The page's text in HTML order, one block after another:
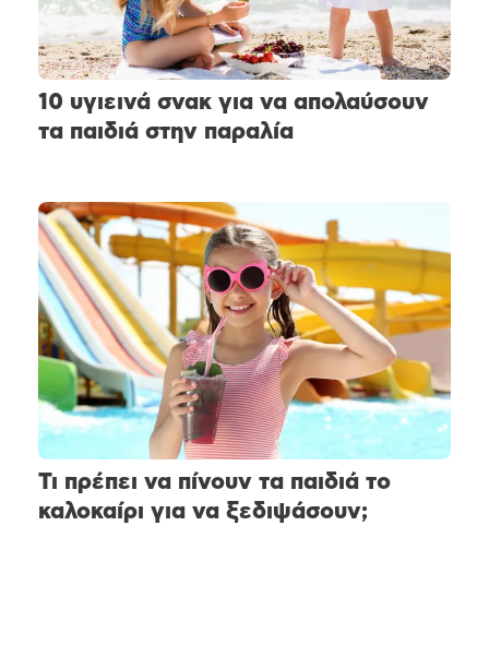
10 υγιεινά σνακ για να απολαύσουν
τα παιδιά στην παραλία
Τι πρέπει να πίνουν τα παιδιά το
καλοκαίρι για να ξεδιψάσουν;